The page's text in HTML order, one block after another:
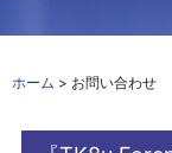
ホーム > お問い合わせ